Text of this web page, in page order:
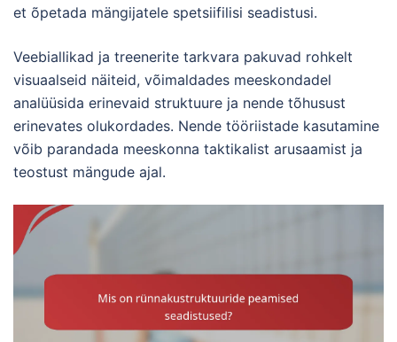
et õpetada mängijatele spetsiifilisi seadistusi.
Veebiallikad ja treenerite tarkvara pakuvad rohkelt
visuaalseid näiteid, võimaldades meeskondadel
analüüsida erinevaid struktuure ja nende tõhusust
erinevates olukordades. Nende tööriistade kasutamine
võib parandada meeskonna taktikalist arusaamist ja
teostust mängude ajal.